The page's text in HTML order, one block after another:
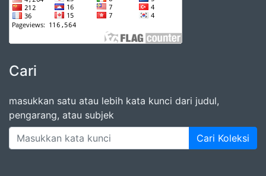
Cari
masukkan satu atau lebih kata kunci dari judul,
pengarang, atau subjek
Cari Koleksi